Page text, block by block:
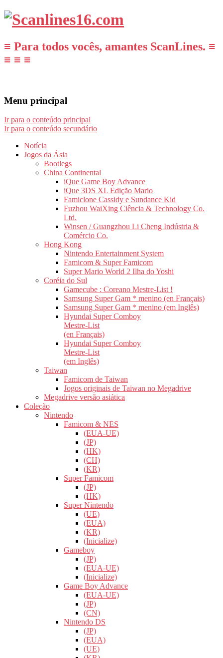
≡ Para todos vocês, amantes ScanLines. ≡
≡ ≡ ≡
Menu principal
Ir para o conteúdo principal
Ir para o conteúdo secundário
Notícia
Jogos da Ásia
Bootlegs
China Continental
iQue Game Boy Advance
iQue 3DS XL Edição Mario
Famiclone Cassidy e Sundance Kid
Fuzhou WaiXing Ciência & Technology Co.
Ltd.
Winsen / Guangzhou Li Cheng Indústria &
Comércio Co.
Hong Kong
Nintendo Entertainment System
Famicom & Super Famicom
Super Mario World 2 Ilha do Yoshi
Coréia do Sul
Gamecube : Coreano Mestre-List !
Samsung Super Gam * menino (en Français)
Samsung Super Gam * menino (em Inglês)
Hyundai Super Comboy
Mestre-List
(en Français)
Hyundai Super Comboy
Mestre-List
(em Inglês)
Taiwan
Famicom de Taiwan
Jogos originais de Taiwan no Megadrive
Megadrive versão asiática
Coleção
Nintendo
Famicom & NES
(EUA-UE)
(JP)
(HK)
(CH)
(KR)
Super Famicom
(JP)
(HK)
Super Nintendo
(UE)
(EUA)
(KR)
(Inicialize)
Gameboy
(JP)
(EUA-UE)
(Inicialize)
Game Boy Advance
(EUA-UE)
(JP)
(CN)
Nintendo DS
(JP)
(EUA)
(UE)